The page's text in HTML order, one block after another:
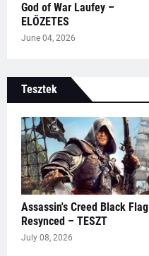
God of War Laufey –
ELŐZETES
June 04, 2026
Tesztek
Assassin's Creed Black Flag
Resynced – TESZT
July 08, 2026